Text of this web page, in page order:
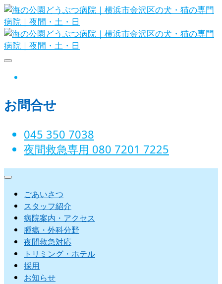
Skip
to
content
日
お問合せ
045 350 7038‬
夜間救急専用 080 7201 7225‬
ごあいさつ
スタッフ紹介
病院案内・アクセス
腫瘍・外科分野
夜間救急対応
トリミング・ホテル
採用
お知らせ